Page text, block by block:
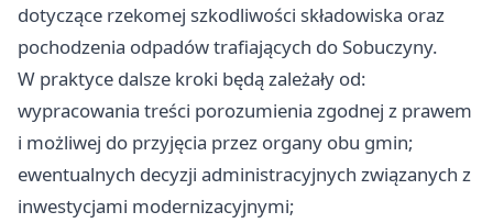
dotyczące rzekomej szkodliwości składowiska oraz
pochodzenia odpadów trafiających do Sobuczyny.
W praktyce dalsze kroki będą zależały od:
wypracowania treści porozumienia zgodnej z prawem
i możliwej do przyjęcia przez organy obu gmin;
ewentualnych decyzji administracyjnych związanych z
inwestycjami modernizacyjnymi;